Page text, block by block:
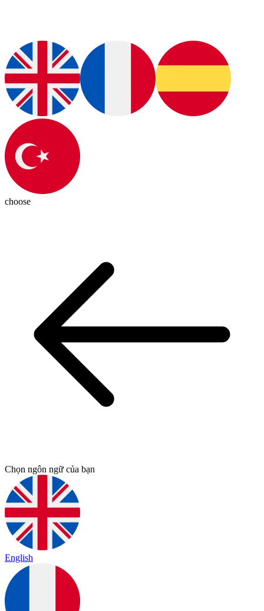
choose
Chọn ngôn ngữ của bạn
English